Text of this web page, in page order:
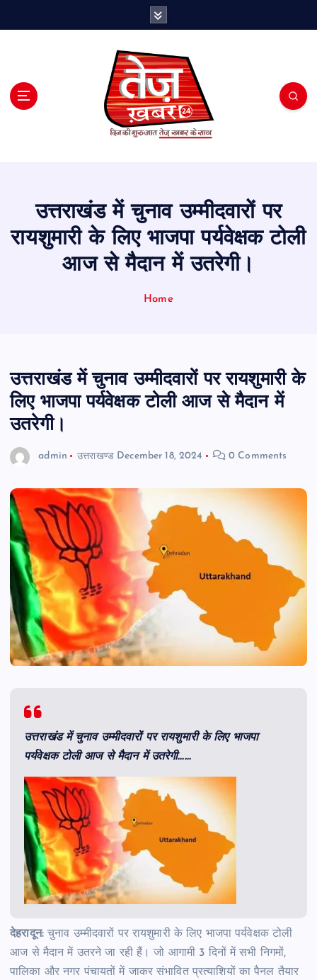
उत्तराखंड में चुनाव उम्मीदवारों पर
रायशुमारी के लिए भाजपा पर्यवेक्षक टोली
आज से मैदान में उतरेगी।
Home
उत्तराखंड में चुनाव उम्मीदवारों पर रायशुमारी के
लिए भाजपा पर्यवेक्षक टोली आज से मैदान में
उतरेगी।
admin उत्तराखण्ड December 18, 2024 0 Comments
उत्तराखंड में चुनाव उम्मीदवारों पर रायशुमारी के लिए भाजपा
पर्यवेक्षक टोली आज से मैदान में उतरेगी……
देहरादून:चुनाव उम्मीदवारों पर रायशुमारी के लिए भाजपा पर्यवेक्षक टोली
आज से मैदान में उतरने जा रही हैं। जो आगामी 3 दिनों में सभी निगमों,
पालिका और नगर पंचायतों में जाकर संभावित प्रत्याशियों का पैनल तैयार